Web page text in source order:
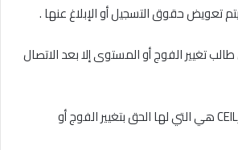
لأي طالب تغيير الفوج أو المستوى إلا بعد الاتصال
المادة 03 : إدارة المركزCEIL هي التي لها الحق بتغيير الفوج أو